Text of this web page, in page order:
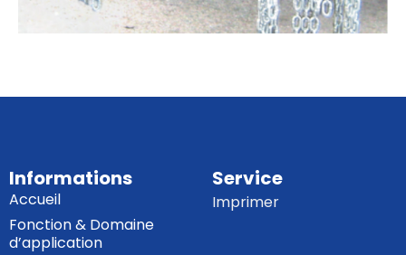
Informations
Accueil
Fonction & Domaine
d’application
Service
Imprimer